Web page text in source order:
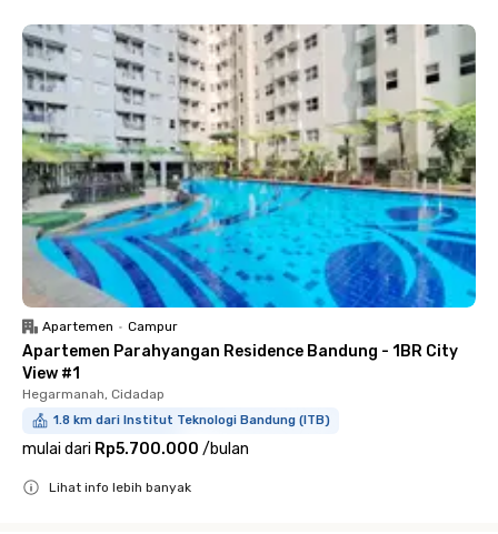
Apartemen • Campur
Apartemen Parahyangan Residence Bandung - 1BR City
View #1
Hegarmanah, Cidadap
1.8 km dari Institut Teknologi Bandung (ITB)
mulai dari Rp5.700.000 /bulan
Lihat info lebih banyak